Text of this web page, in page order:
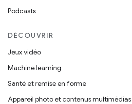
Podcasts
DÉCOUVRIR
Jeux vidéo
Machine learning
Santé et remise en forme
Appareil photo et contenus multimédias